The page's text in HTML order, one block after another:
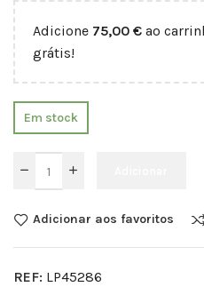
Adicione 75,00 € ao
grátis!
Em stock
Adicionar aos favoritos
REF: LP45286